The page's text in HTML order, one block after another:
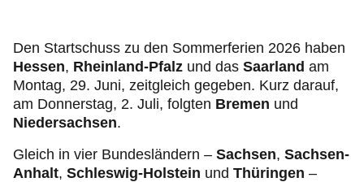
Den Startschuss zu den Sommerferien 2026 haben
Hessen, Rheinland-Pfalz und das Saarland am
Montag, 29. Juni, zeitgleich gegeben. Kurz darauf,
am Donnerstag, 2. Juli, folgten Bremen und
Niedersachsen.
Gleich in vier Bundesländern – Sachsen, Sachsen-
Anhalt, Schleswig-Holstein und Thüringen –